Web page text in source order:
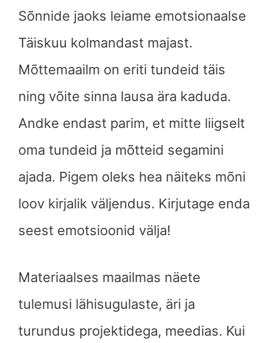
Sõnnide jaoks leiame emotsionaalse
Täiskuu kolmandast majast.
Mõttemaailm on eriti tundeid täis
ning võite sinna lausa ära kaduda.
Andke endast parim, et mitte liigselt
oma tundeid ja mõtteid segamini
ajada. Pigem oleks hea näiteks mõni
loov kirjalik väljendus. Kirjutage enda
seest emotsioonid välja!
Materiaalses maailmas näete
tulemusi lähisugulaste, äri ja
turundus projektidega, meedias. Kui